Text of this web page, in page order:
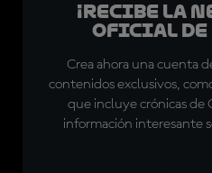
¡Recibe la
oficial de
Crea ahora una cuenta
contenidos exclusivos,
que incluye crónicas de
información interesante